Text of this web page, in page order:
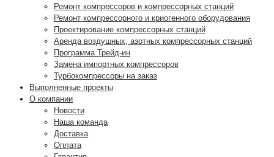
Ремонт компрессоров и компрессорных станций
Ремонт компрессорного и криогенного оборудования
Проектирование компрессорных станций
Аренда воздушных, азотных компрессорных станций
Программа Трейд-ин
Замена импортных компрессоров
Турбокомпрессоры на заказ
Выполненные проекты
О компании
Новости
Наша команда
Доставка
Оплата